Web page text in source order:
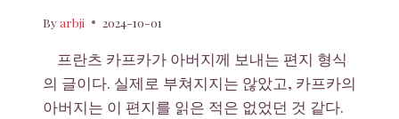
Byarbji 2024-10-01
프란츠 카프카가 아버지께 보내는 편지 형식
의 글이다. 실제로 부쳐지지는 않았고, 카프카의
아버지는 이 편지를 읽은 적은 없었던 것 같다.